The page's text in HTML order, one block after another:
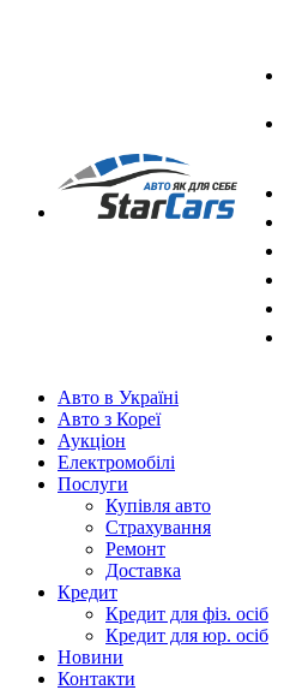
Авто в Україні
Авто з Кореї
Аукціон
Електромобілі
Послуги
Купівля авто
Страхування
Ремонт
Доставка
Кредит
Кредит для фіз. осіб
Кредит для юр. осіб
Новини
Контакти